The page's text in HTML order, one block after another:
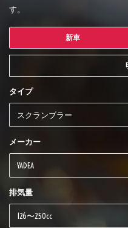
す。
新車
タイプ
メーカー
排気量